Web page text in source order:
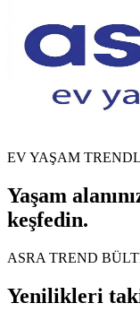
EV YAŞAM
Yaşam
keşfedin.
ASRA TREND
Yenilikleri